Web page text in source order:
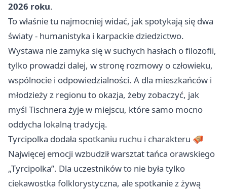
2026 roku.
To właśnie tu najmocniej widać, jak spotykają się dwa
światy - humanistyka i karpackie dziedzictwo.
Wystawa nie zamyka się w suchych hasłach o filozofii,
tylko prowadzi dalej, w stronę rozmowy o człowieku,
wspólnocie i odpowiedzialności. A dla mieszkańców i
młodzieży z regionu to okazja, żeby zobaczyć, jak
myśl Tischnera żyje w miejscu, które samo mocno
oddycha lokalną tradycją.
Tyrcipolka dodała spotkaniu ruchu i charakteru 🪗
Najwięcej emocji wzbudził warsztat tańca orawskiego
„Tyrcipolka”. Dla uczestników to nie była tylko
ciekawostka folklorystyczna, ale spotkanie z żywą